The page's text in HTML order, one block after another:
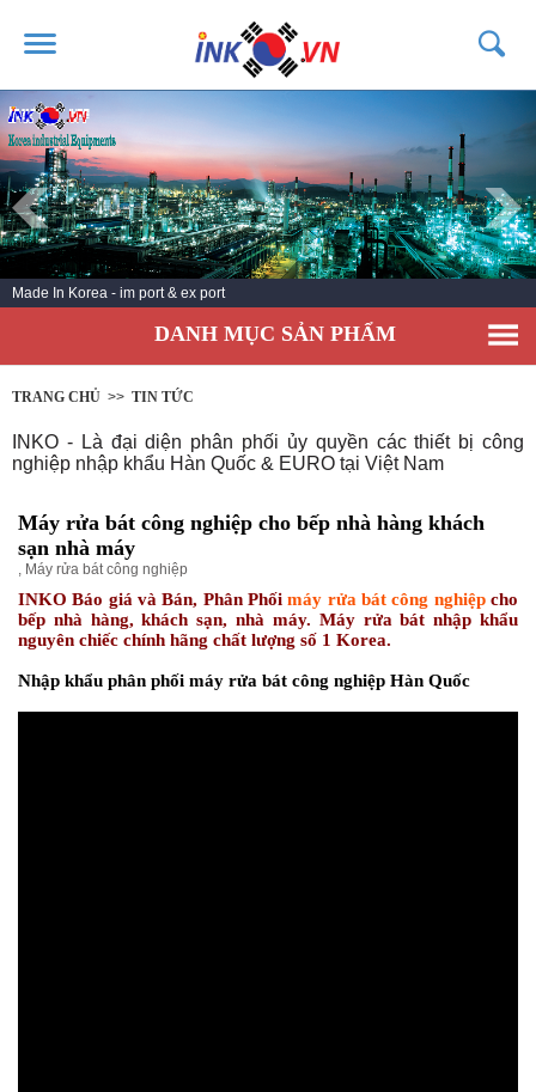
TRANG CHỦ
GIỚI THIỆU
SẢN PHẨM
DỊCH VỤ
TIN TỨC
KHÁCH HÀNG
Made In Korea - im port & ex port
DANH MỤC SẢN PHẨM
TRANG CHỦ >> TIN TỨC
INKO - Là đại diện phân phối ủy quyền các thiết bị công
nghiệp nhập khẩu Hàn Quốc & EURO tại Việt Nam
Máy rửa bát công nghiệp cho bếp nhà hàng khách
sạn nhà máy
Máy rửa bát công nghiệp
INKO Báo giá và Bán, Phân Phốimáy rửa bát công nghiệpcho
bếp nhà hàng, khách sạn, nhà máy. Máy rửa bát nhập khẩu
nguyên chiếc chính hãng chất lượng số 1 Korea.
Nhập khẩu phân phối máy rửa bát công nghiệp Hàn Quốc